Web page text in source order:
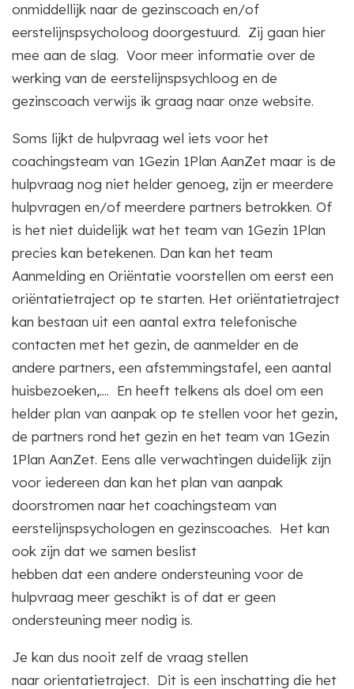
onmiddellijk naar de gezinscoach en/of
eerstelijnspsycholoog doorgestuurd. Zij gaan hier
mee aan de slag. Voor meer informatie over de
werking van de eerstelijnspsychloog en de
gezinscoach verwijs ik graag naar onze website.
Soms lijkt de hulpvraag wel iets voor het
coachingsteam van 1Gezin 1Plan AanZet maar is de
hulpvraag nog niet helder genoeg, zijn er meerdere
hulpvragen en/of meerdere partners betrokken. Of
is het niet duidelijk wat het team van 1Gezin 1Plan
precies kan betekenen. Dan kan het team
Aanmelding en Oriëntatie voorstellen om eerst een
oriëntatietraject op te starten. Het oriëntatietraject
kan bestaan uit een aantal extra telefonische
contacten met het gezin, de aanmelder en de
andere partners, een afstemmingstafel, een aantal
huisbezoeken,.... En heeft telkens als doel om een
helder plan van aanpak op te stellen voor het gezin,
de partners rond het gezin en het team van 1Gezin
1Plan AanZet. Eens alle verwachtingen duidelijk zijn
voor iedereen dan kan het plan van aanpak
doorstromen naar het coachingsteam van
eerstelijnspsychologen en gezinscoaches. Het kan
ook zijn dat we samen beslist
hebben dat een andere ondersteuning voor de
hulpvraag meer geschikt is of dat er geen
ondersteuning meer nodig is.
Je kan dus nooit zelf de vraag stellen
naar orientatietraject. Dit is een inschatting die het